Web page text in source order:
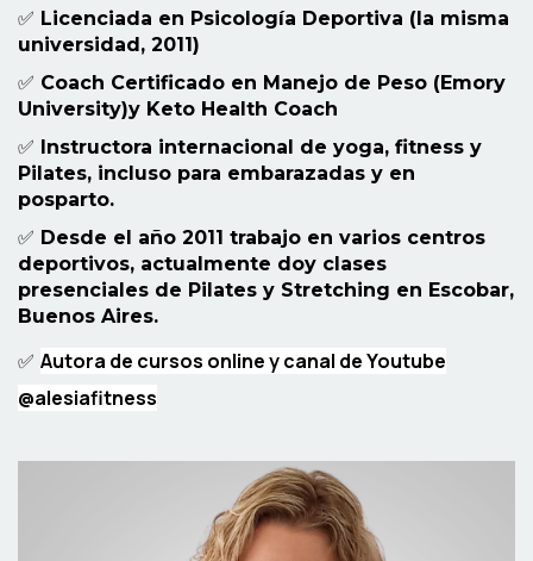
✅ Licenciada en Psicología Deportiva (la misma
universidad, 2011)
✅ Coach Certificado en Manejo de Peso (Emory
University)y Keto Health Coach
✅ Instructora internacional de yoga, fitness y
Pilates, incluso para embarazadas y en
posparto.
✅ Desde el año 2011 trabajo en varios centros
deportivos, actualmente doy clases
presenciales de Pilates y Stretching en Escobar,
Buenos Aires.
✅ Autora de cursos online y canal de Youtube
@alesiafitness